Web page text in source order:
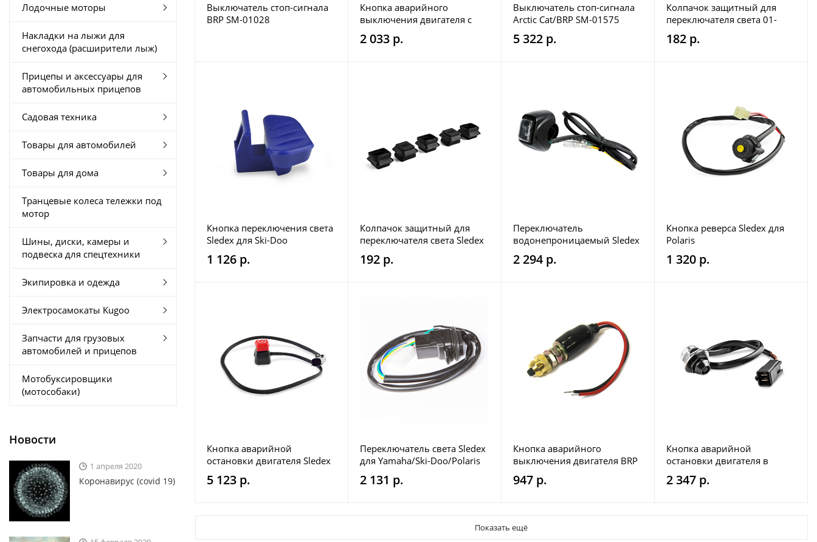
Лодочные моторы
Накладки на лыжи для
снегохода (расширители лыж)
Прицепы и аксессуары для
автомобильных прицепов
Садовая техника
Товары для автомобилей
Товары для дома
Транцевые колеса тележки под
мотор
Шины, диски, камеры и
подвеска для спецтехники
Экипировка и одежда
Электросамокаты Kugoo
Запчасти для грузовых
автомобилей и прицепов
Мотобуксировщики
(мотособаки)
Новости
1 апреля 2020
Коронавирус (covid 19)
Выключатель стоп-сигнала
BRP SM-01028
Кнопка аварийного
выключения двигателя с
чекой Polaris SM-01574
2 033 р.
Выключатель стоп-сигнала
Arctic Cat/BRP SM-01575
5 322 р.
Колпачок защитный для
переключателя света 01-
120-36
182 р.
Кнопка переключения света
Sledex для Ski-Doo
1 126 р.
Колпачок защитный для
переключателя света Sledex
192 р.
Переключатель
водонепроницаемый Sledex
для Polaris/Ski-Doo
2 294 р.
Кнопка реверса Sledex для
Polaris
1 320 р.
Кнопка аварийной
остановки двигателя Sledex
для Arctic Cat 600/800,
Yamaha 600/1000
5 123 р.
Переключатель света Sledex
для Yamaha/Ski-Doo/Polaris
2 131 р.
Кнопка аварийного
выключения двигателя BRP
01-111-12
947 р.
Кнопка аварийной
остановки двигателя в
сборе с чекой Sledex для
Polaris (заменяет SM-01567)
2 347 р.
Показать ещё